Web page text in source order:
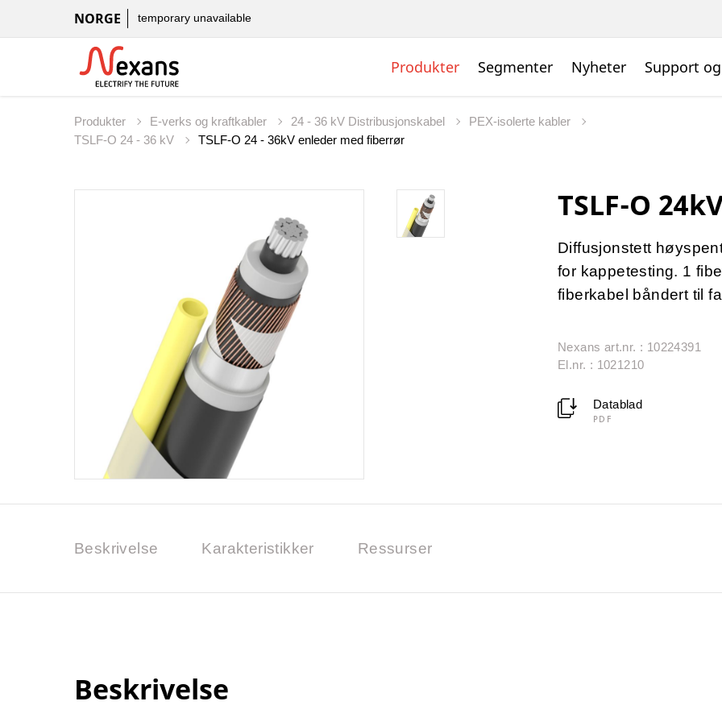
NORGE temporary unavailable
Produkter Segmenter Nyheter Support
Produkter E-verks og kraftkabler 24 - 36 kV Distribusjonskabel
PEX-isolerte kabler
TSLF-O 24 - 36 kV
TSLF-O 24 - 36kV enleder med fiberrør
TSLF-O
Diffusjonstett
for kappetesting. 1
fiberkabel båndert til
Nexans art.nr. : 10224391
El.nr. : 1021210
Datablad
PDF
Beskrivelse Karakteristikker Ressurser
Beskrivelse